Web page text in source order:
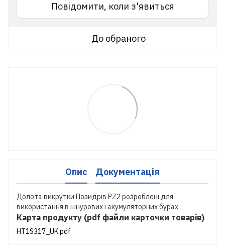
Повідомити, коли з'явиться
До обраного
Опис Документація
Долота викрутки Позидрів PZ2 розроблені для
використання в шнурових і акумуляторних бурах.
Карта продукту (pdf файли карточки товарів)
HT1S317_UK.pdf